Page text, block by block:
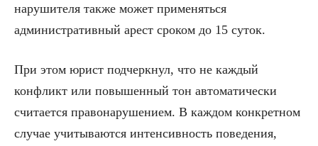
нарушителя также может применяться
административный арест сроком до 15 суток.
При этом юрист подчеркнул, что не каждый
конфликт или повышенный тон автоматически
считается правонарушением. В каждом конкретном
случае учитываются интенсивность поведения,